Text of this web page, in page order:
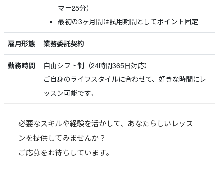
マ＝25分）
最初の3ヶ月間は試用期間としてポイント固定
雇用形態 業務委託契約
勤務時間
自由シフト制（24時間365日対応）
ご自身のライフスタイルに合わせて、好きな時間にレ
ッスン可能です。
必要なスキルや経験を活かして、あなたらしいレッス
ンを提供してみませんか？
ご応募をお待ちしています。